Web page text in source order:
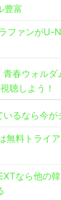
豊富
ファンがU-
青春ウォル
聴しよう！
いるなら今が
無料トライ
なら他の